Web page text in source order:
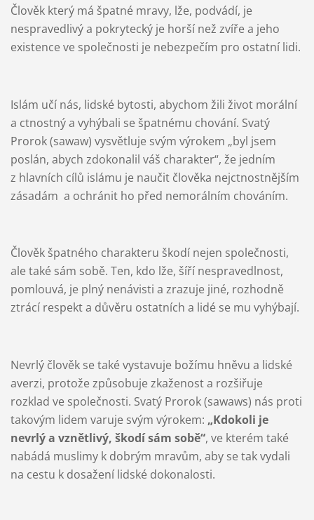
Člověk který má špatné mravy, lže, podvádí, je
nespravedlivý a pokrytecký je horší než zvíře a jeho
existence ve společnosti je nebezpečím pro ostatní lidi.
Islám učí nás, lidské bytosti, abychom žili život morální
a ctnostný a vyhýbali se špatnému chování. Svatý
Prorok (sawaw) vysvětluje svým výrokem „byl jsem
poslán, abych zdokonalil váš charakter“, že jedním
z hlavních cílů islámu je naučit člověka nejctnostnějším
zásadám a ochránit ho před nemorálním chováním.
Člověk špatného charakteru škodí nejen společnosti,
ale také sám sobě. Ten, kdo lže, šíří nespravedlnost,
pomlouvá, je plný nenávisti a zrazuje jiné, rozhodně
ztrácí respekt a důvěru ostatních a lidé se mu vyhýbají.
Nevrlý člověk se také vystavuje božímu hněvu a lidské
averzi, protože způsobuje zkaženost a rozšiřuje
rozklad ve společnosti. Svatý Prorok (sawaws) nás proti
takovým lidem varuje svým výrokem: „Kdokoli je
nevrlý a vznětlivý, škodí sám sobě“, ve kterém také
nabádá muslimy k dobrým mravům, aby se tak vydali
na cestu k dosažení lidské dokonalosti.